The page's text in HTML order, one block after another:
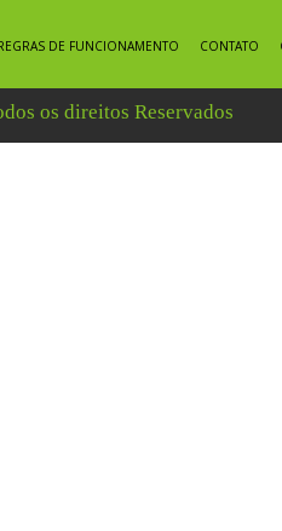
DE FUNCIONAMENTO CONTATO
os direitos Reservados